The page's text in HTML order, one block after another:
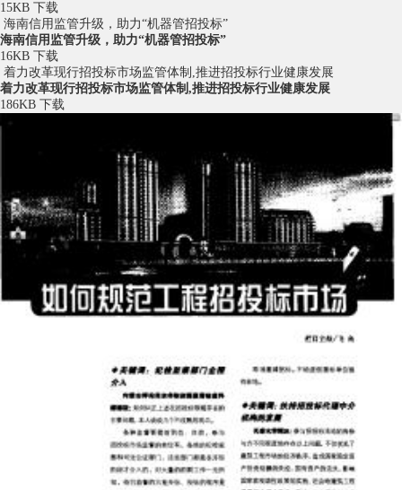
15KB 下载
海南信用监管升级，助力“机器管招投标”
海南信用监管升级，助力“机器管招投标”
16KB 下载
着力改革现行招投标市场监管体制,推进招投标行业健康发展
着力改革现行招投标市场监管体制,推进招投标行业健康发展
186KB 下载